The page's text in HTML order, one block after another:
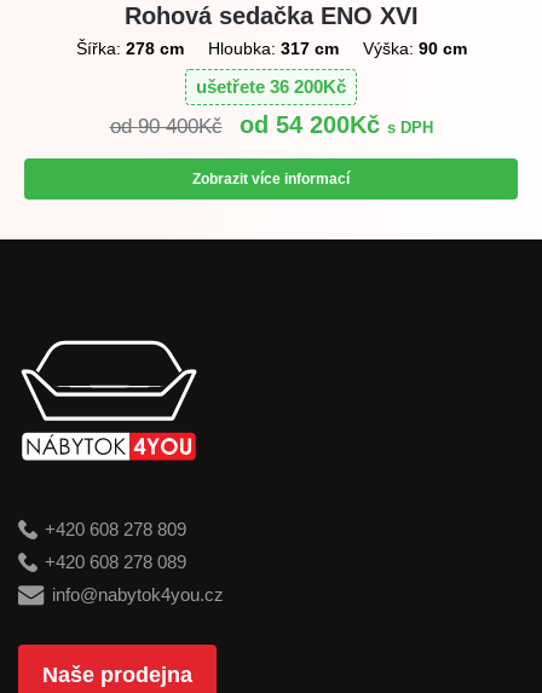
Rohová sedačka ENO XVI
Šířka: 278 cm Hloubka: 317 cm Výška: 90 cm
ušetřete 36 200Kč
90 400Kč 54 200Kč s DPH
Zobrazit více informací
+420 608 278 809
+420 608 278 089
info@nabytok4you.cz
Naše prodejna